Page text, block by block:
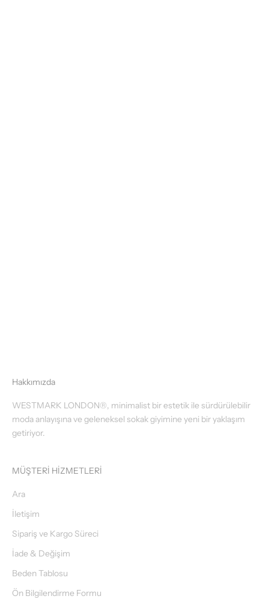
Hakkımızda
WESTMARK LONDON®, minimalist bir estetik ile sürdürülebilir
moda anlayışına ve geleneksel sokak giyimine yeni bir yaklaşım
getiriyor.
MÜŞTERİ HİZMETLERİ
Ara
İletişim
Sipariş ve Kargo Süreci
İade & Değişim
Beden Tablosu
Ön Bilgilendirme Formu